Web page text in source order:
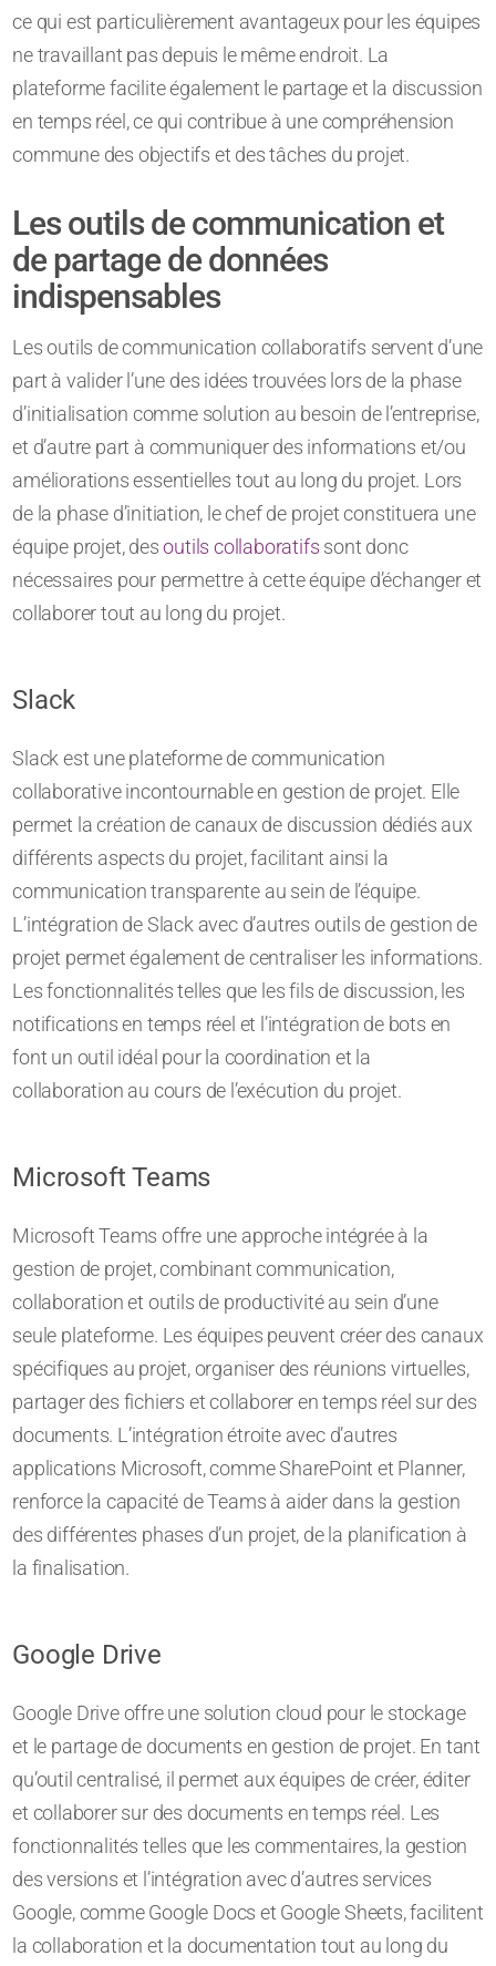
ce qui est particulièrement avantageux pour les équipes
ne travaillant pas depuis le même endroit. La
plateforme facilite également le partage et la discussion
en temps réel, ce qui contribue à une compréhension
commune des objectifs et des tâches du projet.
Les outils de communication et
de partage de données
indispensables
Les outils de communication collaboratifs servent d’une
part à valider l’une des idées trouvées lors de la phase
d’initialisation comme solution au besoin de l’entreprise,
et d’autre part à communiquer des informations et/ou
améliorations essentielles tout au long du projet. Lors
de la phase d’initiation, le chef de projet constituera une
équipe projet, desoutils collaboratifs sont donc
nécessaires pour permettre à cette équipe d’échanger et
collaborer tout au long du projet.
Slack
Slack est une plateforme de communication
collaborative incontournable en gestion de projet. Elle
permet la création de canaux de discussion dédiés aux
différents aspects du projet, facilitant ainsi la
communication transparente au sein de l’équipe.
L’intégration de Slack avec d’autres outils de gestion de
projet permet également de centraliser les informations.
Les fonctionnalités telles que les fils de discussion, les
notifications en temps réel et l’intégration de bots en
font un outil idéal pour la coordination et la
collaboration au cours de l’exécution du projet.
Microsoft Teams
Microsoft Teams offre une approche intégrée à la
gestion de projet, combinant communication,
collaboration et outils de productivité au sein d’une
seule plateforme. Les équipes peuvent créer des canaux
spécifiques au projet, organiser des réunions virtuelles,
partager des fichiers et collaborer en temps réel sur des
documents. L’intégration étroite avec d’autres
applications Microsoft, comme SharePoint et Planner,
renforce la capacité de Teams à aider dans la gestion
des différentes phases d’un projet, de la planification à
la finalisation.
Google Drive
Google Drive offre une solution cloud pour le stockage
et le partage de documents en gestion de projet. En tant
qu’outil centralisé, il permet aux équipes de créer, éditer
et collaborer sur des documents en temps réel. Les
fonctionnalités telles que les commentaires, la gestion
des versions et l’intégration avec d’autres services
Google, comme Google Docs et Google Sheets, facilitent
la collaboration et la documentation tout au long du